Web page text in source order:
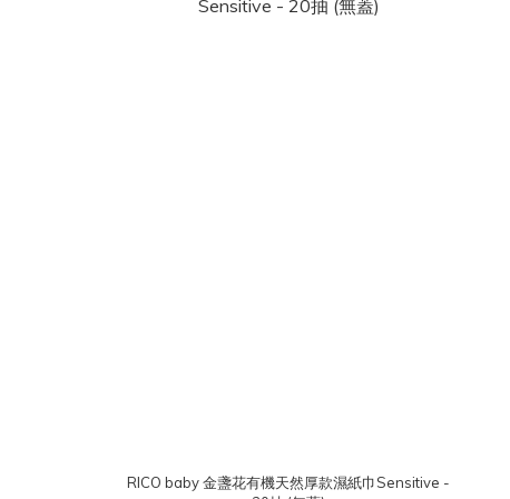
RICO baby 金盞花有機天然厚款濕紙巾Sensitive -